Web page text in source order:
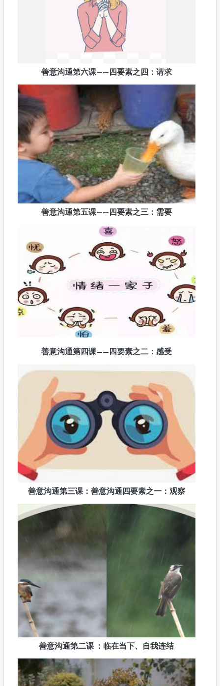
善意沟通第六课——四要素之四：请求
善意沟通第五课——四要素之三：需要
善意沟通第四课——四要素之二：感受
善意沟通第三课：善意沟通四要素之一：观察
善意沟通第二课 ：临在当下、自我连结